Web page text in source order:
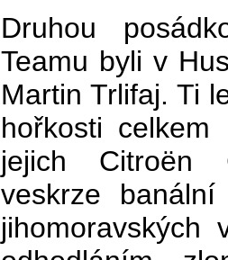
Druhou
Teamu byli v
Martin Trlifaj. Ti
hořkosti celkem
jejich Citroën
veskrze